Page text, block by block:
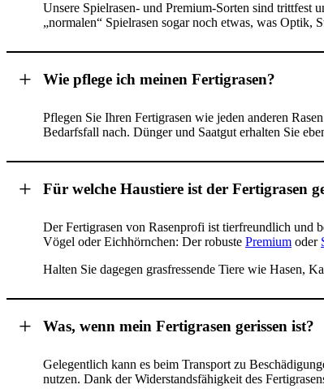
Unsere Spielrasen- und Premium-Sorten sind trittfest
„normalen“ Spielrasen sogar noch etwas, was Optik,
Wie pflege ich meinen Fertigrasen?
Pflegen Sie Ihren Fertigrasen wie jeden anderen
Bedarfsfall nach. Dünger und Saatgut erhalten Sie
Für welche Haustiere ist der Fertigrasen
Der Fertigrasen von Rasenprofi ist tierfreundlich und
Vögel oder Eichhörnchen: Der robuste Premium oder
Halten Sie dagegen grasfressende Tiere wie Hasen,
Was, wenn mein Fertigrasen gerissen ist?
Gelegentlich kann es beim Transport zu
nutzen. Dank der Widerstandsfähigkeit des